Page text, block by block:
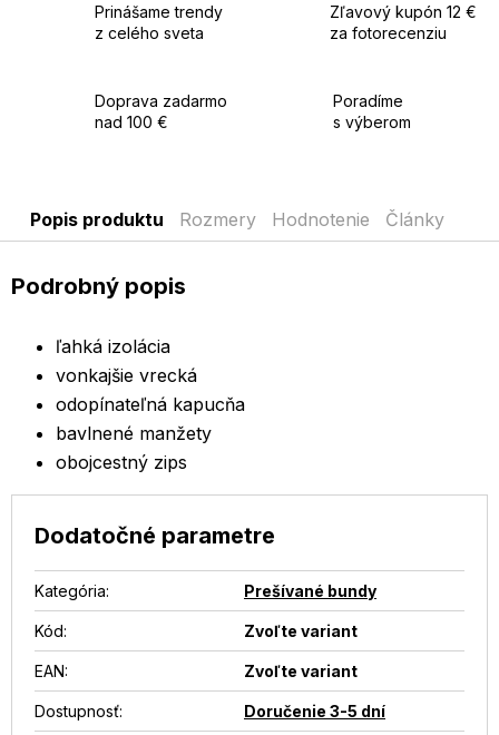
Prinášame trendy
z celého sveta
Zľavový kupón 12 €
za fotorecenziu
Doprava zadarmo
nad 100 €
Poradíme
s výberom
Popis produktu Rozmery Hodnotenie Články
Podrobný popis
ľahká izolácia
vonkajšie vrecká
odopínateľná kapucňa
bavlnené manžety
obojcestný zips
Dodatočné parametre
Kategória: Prešívané bundy
Kód: Zvoľte variant
EAN: Zvoľte variant
Dostupnosť: Doručenie 3-5 dní